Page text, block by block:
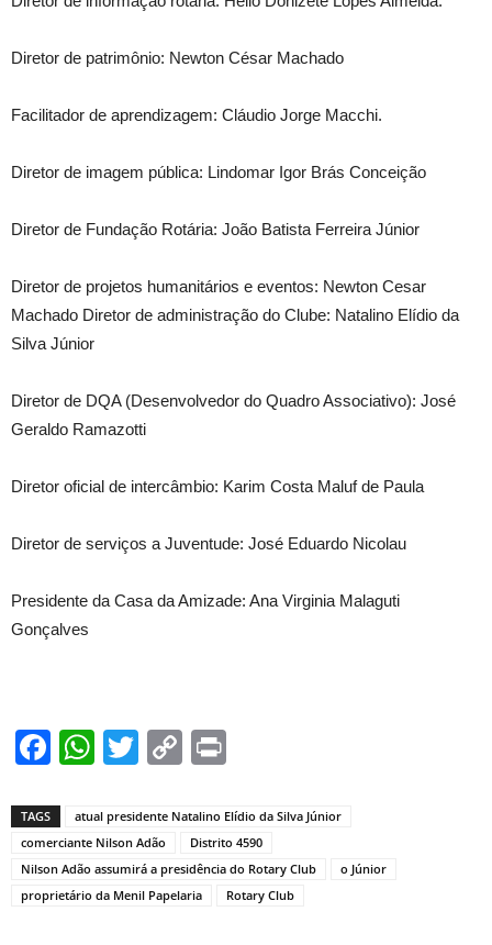
Diretor de patrimônio: Newton César Machado
Facilitador de aprendizagem: Cláudio Jorge Macchi.
Diretor de imagem pública: Lindomar Igor Brás Conceição
Diretor de Fundação Rotária: João Batista Ferreira Júnior
Diretor de projetos humanitários e eventos: Newton Cesar
Machado Diretor de administração do Clube: Natalino Elídio da
Silva Júnior
Diretor de DQA (Desenvolvedor do Quadro Associativo): José
Geraldo Ramazotti
Diretor oficial de intercâmbio: Karim Costa Maluf de Paula
Diretor de serviços a Juventude: José Eduardo Nicolau
Presidente da Casa da Amizade: Ana Virginia Malaguti
Gonçalves
Facebook
WhatsApp
TwitterCopy
TAGS
atual presidente Natalino Elídio da Silva Júnior
comerciante Nilson Adão
Distrito 4590
Nilson Adão assumirá a presidência do Rotary Club
o Júnior
proprietário da Menil Papelaria
Rotary Club